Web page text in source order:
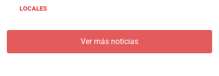
LOCALES
Ver más noticias